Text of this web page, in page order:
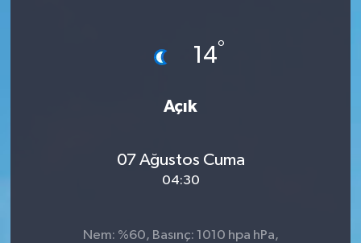
14°
Açık
07 Ağustos Cuma
04:30
Nem: %60, Basınç: 1010 hpa hPa,